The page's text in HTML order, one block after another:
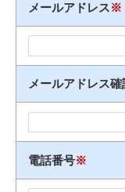
メールアドレス※
メールアドレス確
電話番号※